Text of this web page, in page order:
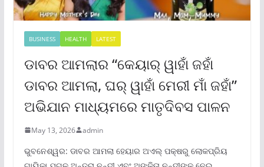
BUSINESS HEALTH LATEST
ଡାବର ଆମଲାର “କେୟାର୍ ୱାହାଁ ଜହାଁ
ଡାବର ଆମଲା, ଘର୍ ୱାହାଁ ମେରୀ ମାଁ ଜହାଁ”
ଅଭିଯାନ ମାଧ୍ୟମରେ ମାତୃଦିବସ ପାଳନ
May 13, 2026 admin
ଭୁବନେଶ୍ୱର: ଡାବର ଆମଲା ହେୟାର ଅଏଲ୍ ପକ୍ଷରୁ ଲୋକପ୍ରିୟ